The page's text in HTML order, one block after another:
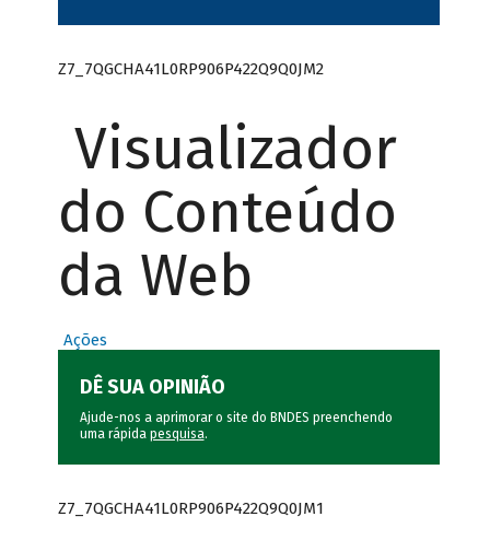
Z7_7QGCHA41L0RP906P422Q9Q0JM2
Visualizador
do Conteúdo
da Web
Ações
DÊ SUA OPINIÃO
Ajude-nos a aprimorar o site do BNDES preenchendo
uma rápida pesquisa.
Z7_7QGCHA41L0RP906P422Q9Q0JM1